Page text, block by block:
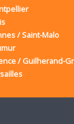
/ Saint-Malo
/ Guilherand-